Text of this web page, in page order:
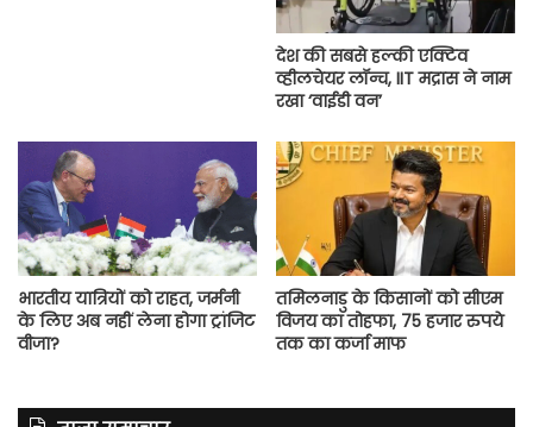
देश की सबसे हल्की एक्टिव
व्हीलचेयर लॉन्च, IIT मद्रास ने नाम
रखा ‘वाईडी वन’
भारतीय यात्रियों को राहत, जर्मनी
के लिए अब नहीं लेना होगा ट्रांजिट
वीजा?
तमिलनाडु के किसानों को सीएम
विजय का तोहफा, 75 हजार रुपये
तक का कर्जा माफ